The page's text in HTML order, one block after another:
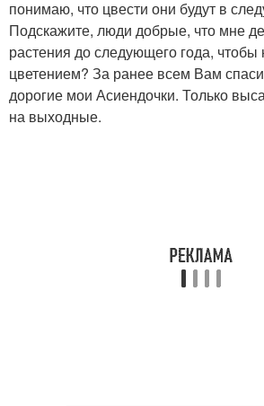
понимаю, что цвести они будут в
Подскажите, люди добрые, что мне
растения до следующего года, чтобы
цветением? За ранее всем Вам
дорогие мои Асиендочки. Только
на выходные.